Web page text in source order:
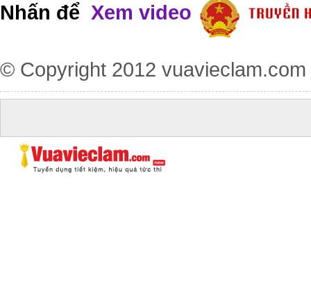
Nhấn để Xem video
© Copyright 2012 vuavieclam.com